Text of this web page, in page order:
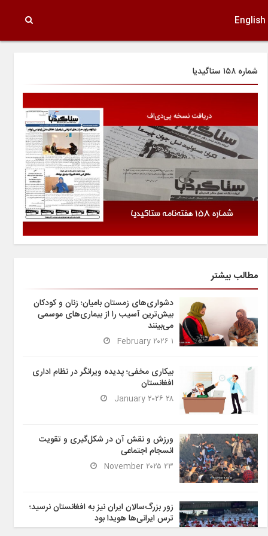
English
شماره ۱۵۸ ستاگیدیا
مطالب بیشتر
دشواری‌های زمستان بامیان؛ زنان و کودکان
بیش‌ترین آسیب را از بیماری‌های موسمی
می‌بینند
۱ February ۲۰۲۶
بیکاری مخفی؛ پدیده ویرانگر در نظام اداری
افغانستان
۲۸ January ۲۰۲۶
ورزش و نقش آن در شکل‌گیری و تقویت
انسجام اجتماعی
۲۳ November ۲۰۲۵
زور بزرگ‌سالان ایران نیز به افغانستان نرسید؛
ترس ایرانی‌ها هویدا بود